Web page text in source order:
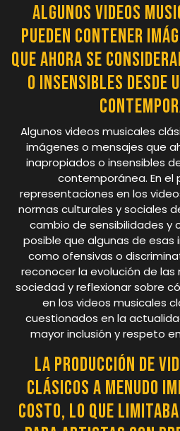
Algunos videos
pueden contener
que ahora se
o insensibles desde
Algunos videos musicales
imágenes o mensajes que
inapropiados o insensibles
contemporánea. En el
representaciones en los
normas culturales y sociales
cambio de sensibilidades y
posible que algunas de esas
como ofensivas o
reconocer la evolución de las
sociedad y reflexionar sobre
en los videos musicales
cuestionados en la
mayor inclusión y respeto
La producción de
clásicos a menudo
costo, lo que